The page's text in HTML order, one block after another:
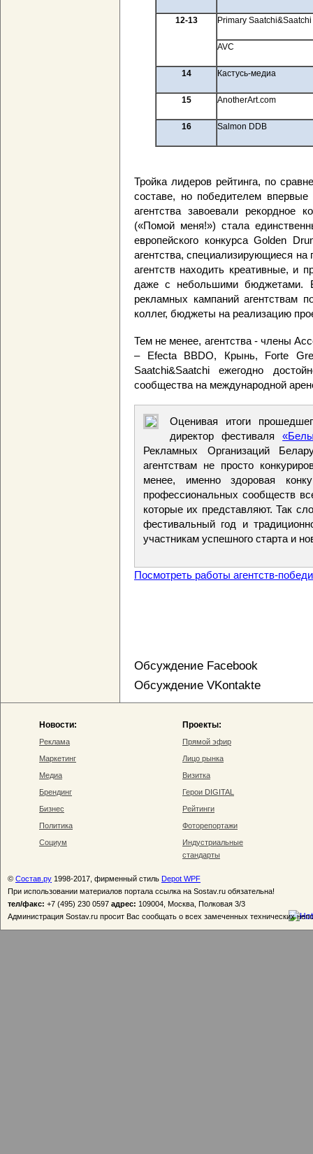
12-13 Primary Saatchi&Saatchi
AVC
14 Кастусь-медиа
15 AnotherArt.com
16 Salmon DDB
Тройка лидеров рейтинга, по
составе, но победителем
агентства завоевали рекордное
(«Помой меня!») стала
европейского конкурса Golden
агентства, специализирующиеся
агентств находить креативные, и
даже с небольшими бюджетами. В
рекламных кампаний агентствам
коллег, бюджеты на реализацию
Тем не менее, агентства - члены
– Efecta BBDO, Крынь, Forte
Saatchi&Saatchi ежегодно
сообщества на международной
Оценивая итоги
директор фестиваля
Рекламных Организаций
агентствам не просто
менее, именно здоровая
профессиональных сообществ
которые их представляют. Так
фестивальный год и
участникам успешного старта и
Посмотреть работы агентств-
Обсуждение Facebook
Обсуждение VKontakte
Новости:
Реклама
Маркетинг
Медиа
Брендинг
Бизнес
Политика
Социум
Проекты:
Прямой эфир
Лицо рынка
Визитка
Герои DIGITAL
Рейтинги
Фоторепортажи
Индустриальные
стандарты
© Состав.ру 1998-2017, фирменный стиль Depot WPF
При использовании материалов портала ссылка на Sostav.ru обязательна!
тел/факс: +7 (495) 230 0597 адрес: 109004, Москва, Полковая 3/3
Администрация Sostav.ru просит Вас сообщать о всех замеченных технических